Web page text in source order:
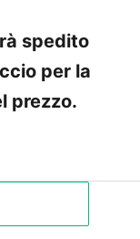
spedito
per la
prezzo.